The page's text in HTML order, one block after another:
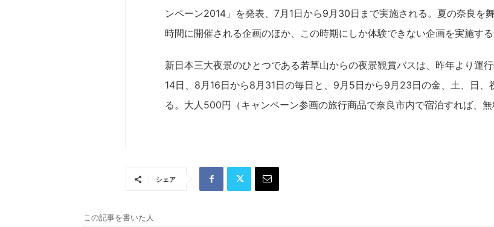
ンペーン2014」を発表、7月1日から9月30日まで実施される。夏の奈良を
時間に開催される企画のほか、この時期にしか体験できない企画を実施する
新日本三大夜景のひとつである若草山からの夜景観賞バスは、昨年より運
14日、8月16日から8月31日の毎日と、9月5日から9月23日の金、土、日
る。大人500円（キャンペーン参画の旅行商品で奈良市内で宿泊すれば、無
シェア
この記事を書いた人